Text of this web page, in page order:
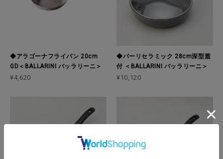
◆アラゴーナフライパン 20cm
GD＜BALLARINI バッラリーニ＞
¥4,620
◆バーリセラミック 28cm深型蓋
付 ＜BALLARINI バッラリーニ＞
¥10,120